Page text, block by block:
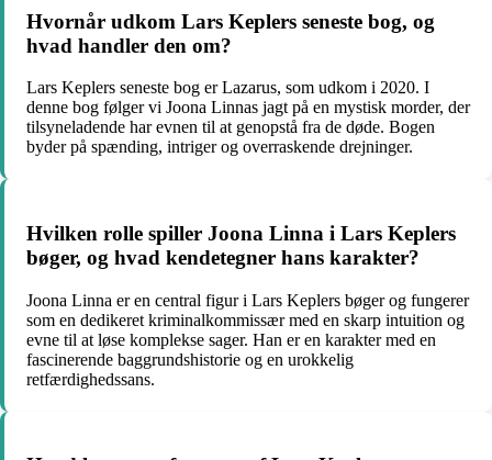
Hvornår udkom Lars Keplers seneste bog, og
hvad handler den om?
Lars Keplers seneste bog er Lazarus, som udkom i 2020. I
denne bog følger vi Joona Linnas jagt på en mystisk morder, der
tilsyneladende har evnen til at genopstå fra de døde. Bogen
byder på spænding, intriger og overraskende drejninger.
Hvilken rolle spiller Joona Linna i Lars Keplers
bøger, og hvad kendetegner hans karakter?
Joona Linna er en central figur i Lars Keplers bøger og fungerer
som en dedikeret kriminalkommissær med en skarp intuition og
evne til at løse komplekse sager. Han er en karakter med en
fascinerende baggrundshistorie og en urokkelig
retfærdighedssans.